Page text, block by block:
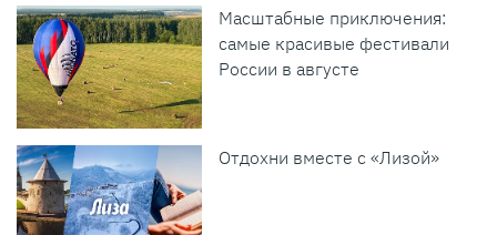
Масштабные приключения:
самые красивые фестивали
России в августе
Отдохни вместе с «Лизой»